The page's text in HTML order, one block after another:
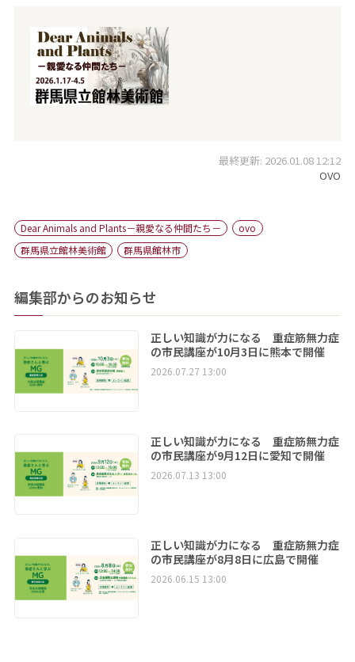
最終更新: 2026.01.08 12:12
OVO
Dear Animals and Plants－親愛なる仲間たち－
ovo
群馬県立館林美術館
群馬県館林市
編集部からのお知らせ
正しい知識が力になる 重症筋無力症
の市民講座が10月3日に熊本で開催
2026.07.27 13:00
正しい知識が力になる 重症筋無力症
の市民講座が9月12日に愛知で開催
2026.07.13 13:00
正しい知識が力になる 重症筋無力症
の市民講座が8月8日に広島で開催
2026.06.15 13:00